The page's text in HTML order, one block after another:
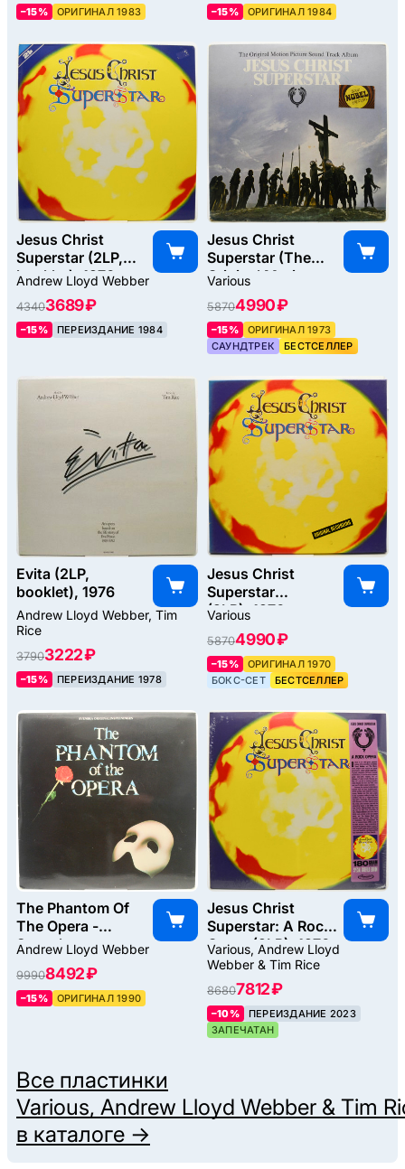
–15% ОРИГИНАЛ 1983 –15% ОРИГИНАЛ 1984
Jesus Christ
Superstar (2LP,
booklet), 1970
Andrew Lloyd Webber
43403689 ₽
–15% ПЕРЕИЗДАНИЕ 1984
Jesus Christ
Superstar (The
Original Motion
Track Album) (2LP,
booklet), 1973
Various
58704990 ₽
–15%
ОРИГИНАЛ 1973
САУНДТРЕК
БЕСТСЕЛЛЕР
Evita (2LP,
booklet), 1976
Andrew Lloyd Webber, Tim
Rice
37903222 ₽
–15% ПЕРЕИЗДАНИЕ 1978
Jesus Christ
Superstar
(2LP), 1970
Various
58704990 ₽
–15%
ОРИГИНАЛ 1970
БОКС-СЕТ
БЕСТСЕЛЛЕР
The Phantom Of
The Opera -
Svenska
Originalinspelningen
(2LP), 1990
Andrew Lloyd Webber
99908492 ₽
–15% ОРИГИНАЛ 1990
Jesus Christ
Superstar: A Rock
Opera (2LP), 1970
Various, Andrew Lloyd
Webber & Tim Rice
86807812 ₽
–10%
ПЕРЕИЗДАНИЕ 2023
ЗАПЕЧАТАН
Все пластинки
Various, Andrew Lloyd Webber & Tim
в каталоге →